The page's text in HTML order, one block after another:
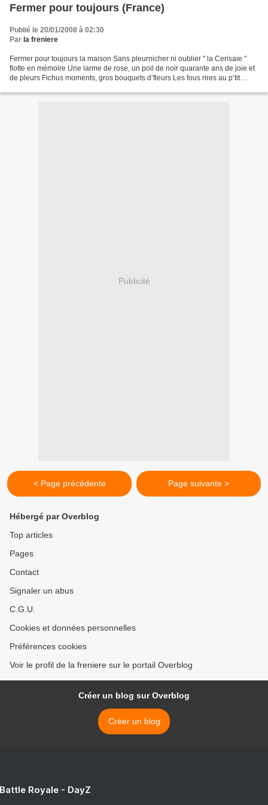
Fermer pour toujours (France)
Publié le 20/01/2008 à 02:30
Par la freniere
Fermer pour toujours la maison Sans pleurnicher ni oublier " la Cerisaie "
flotte en mémoire Une larme de rose, un poil de noir quarante ans de joie et
de pleurs Fichus moments, gros bouquets d’fleurs Les fous rires au p’tit
Publicité
< Page précédente Page suivante >
Hébergé par Overblog
Top articles
Pages
Contact
Signaler un abus
C.G.U.
Cookies et données personnelles
Préférences cookies
Voir le profil de la freniere sur le portail Overblog
Créer un blog sur Overblog
Créer un blog
Royale - DayZ